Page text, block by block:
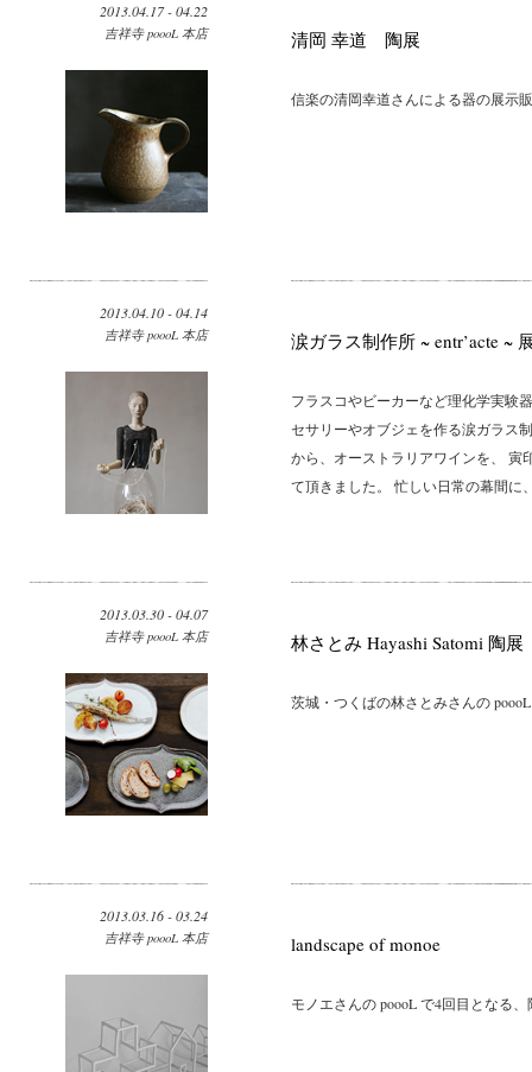
2013.04.17 - 04.22
吉祥寺 poooL 本店 清岡 幸道 陶展
信楽の清岡幸道さんによる器の展示
2013.04.10 - 04.14
吉祥寺 poooL 本店 涙ガラス制作所 ~ entr’acte ~
フラスコやビーカーなど理化学実験
セサリーやオブジェを作る涙ガラス
から、オーストラリアワインを、 寅
て頂きました。 忙しい日常の幕間に
2013.03.30 - 04.07
吉祥寺 poooL 本店 林さとみ Hayashi Satomi 陶展
茨城・つくばの林さとみさんの
2013.03.16 - 03.24
吉祥寺 poooL 本店 landscape of monoe
モノエさんの poooL で4回目となる